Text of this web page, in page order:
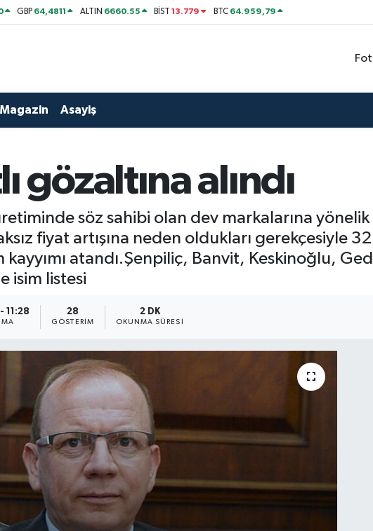
GBP 64,4811 ALTIN 6660.55 BİST13.779 BTC 64.959,79
Magazin Asayiş
gözaltına alındı
söz sahibi olan dev markalarına
fiyat artışına neden oldukları gerekçesiyle
atandı.Şenpiliç, Banvit, Keskinoğlu,
isim listesi
11:28 28
GÖSTERIM
2 DK
OKUNMA SÜRESI